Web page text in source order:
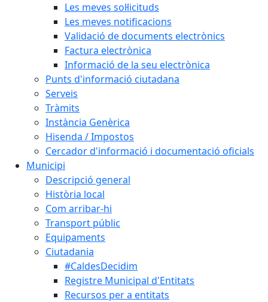
Les meves sol·licituds
Les meves notificacions
Validació de documents electrònics
Factura electrònica
Informació de la seu electrònica
Punts d'informació ciutadana
Serveis
Tràmits
Instància Genèrica
Hisenda / Impostos
Cercador d'informació i documentació oficials
Municipi
Descripció general
Història local
Com arribar-hi
Transport públic
Equipaments
Ciutadania
#CaldesDecidim
Registre Municipal d'Entitats
Recursos per a entitats